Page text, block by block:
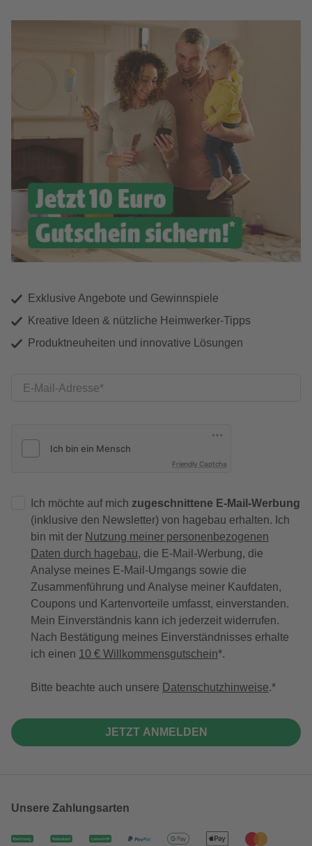
Exklusive Angebote und Gewinnspiele
Kreative Ideen & nützliche Heimwerker-Tipps
Produktneuheiten und innovative Lösungen
E-Mail-Adresse
Friendly Captcha
Ich möchte auf mich zugeschnittene E-Mail-Werbung
(inklusive den Newsletter) von hagebau erhalten. Ich
bin mit der Nutzung meiner personenbezogenen
Daten durch hagebau, die E-Mail-Werbung, die
Analyse meines E-Mail-Umgangs sowie die
Zusammenführung und Analyse meiner Kaufdaten,
Coupons und Kartenvorteile umfasst, einverstanden.
Mein Einverständnis kann ich jederzeit widerrufen.
Nach Bestätigung meines Einverständnisses erhalte
ich einen 10 € Willkommensgutschein*.
Bitte beachte auch unsere Datenschutzhinweise.
JETZT ANMELDEN
Unsere Zahlungsarten